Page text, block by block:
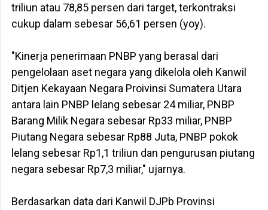
triliun atau 78,85 persen dari target, terkontraksi
cukup dalam sebesar 56,61 persen (yoy).
"Kinerja penerimaan PNBP yang berasal dari
pengelolaan aset negara yang dikelola oleh Kanwil
Ditjen Kekayaan Negara Proivinsi Sumatera Utara
antara lain PNBP lelang sebesar 24 miliar, PNBP
Barang Milik Negara sebesar Rp33 miliar, PNBP
Piutang Negara sebesar Rp88 Juta, PNBP pokok
lelang sebesar Rp1,1 triliun dan pengurusan piutang
negara sebesar Rp7,3 miliar," ujarnya.
Berdasarkan data dari Kanwil DJPb Provinsi